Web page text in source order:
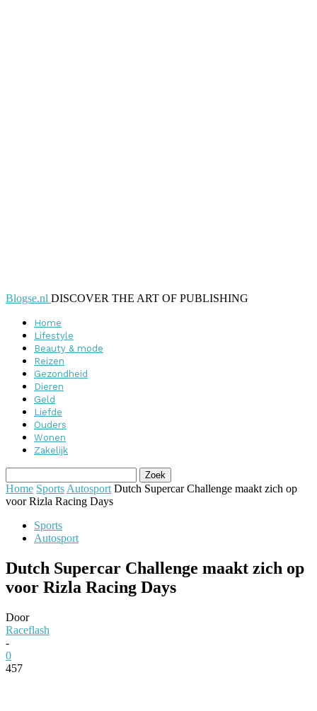
Blogse.nl DISCOVER THE ART OF PUBLISHING
Home
Lifestyle
Beauty & mode
Reizen
Gezondheid
Dieren
Geld
Liefde
Ouders
Wonen
Zakelijk
Home Sports Autosport Dutch Supercar Challenge maakt zich op
voor Rizla Racing Days
Sports
Autosport
Dutch Supercar Challenge maakt zich op
voor Rizla Racing Days
Door
Raceflash
-
0
457